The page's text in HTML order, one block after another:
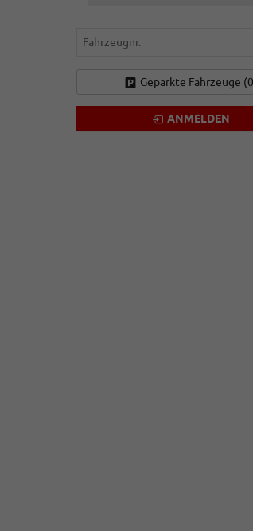
Fahrzeugnr.
Geparkte Fahrzeuge (0
ANMELDEN